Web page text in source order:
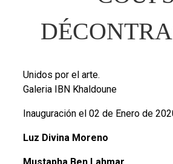
Unidos por el arte.
Galeria IBN Khaldoune
Inauguración el 02 de Enero de
Luz Divina Moreno